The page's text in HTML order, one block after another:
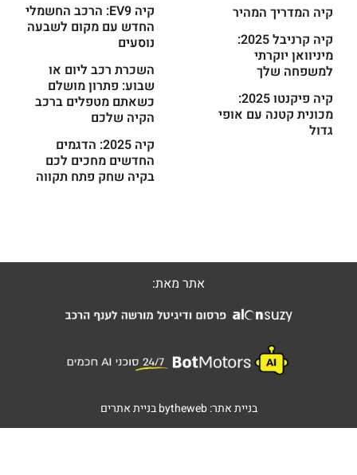
קיה המדריך המהיר
קיה קרניבל 2025:
מיניוואן יוקרתי
למשפחה שלך
קיה פיקנטו 2025:
מכונית קטנה עם אופי
גדול
קיה EV9: הרכב החשמלי
החדש עם מקום לשבעה
נוסעים
השכרת רכב ליום או
שבוע: פתרון מושלם
כשאתם מטפלים ברכב
הקיה שלכם
קיה 2025: הדגמים
החדשים מחכים לכם
בקיה שחק פתח תקווה
אתר מאת:
בניית אתר:bytheweb בניית אתרים